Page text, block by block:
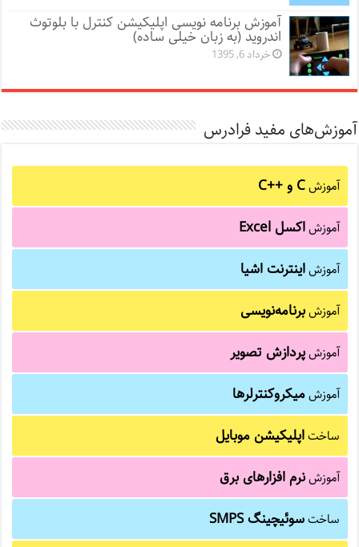
آموزش برنامه نویسی اپلیکیشن کنترل با بلوتوث
اندروید (به زبان خیلی ساده)
خرداد 6, 1395
آموزش‌های مفید فرادرس
آموزشC و C++‎
آموزشاکسل Excel
آموزشاینترنت اشیا
آموزشبرنامه‌نویسی
آموزشپردازش تصویر
آموزشمیکروکنترلرها
ساختاپلیکیشن موبایل
آموزشنرم افزارهای برق
ساختسوئیچینگ SMPS